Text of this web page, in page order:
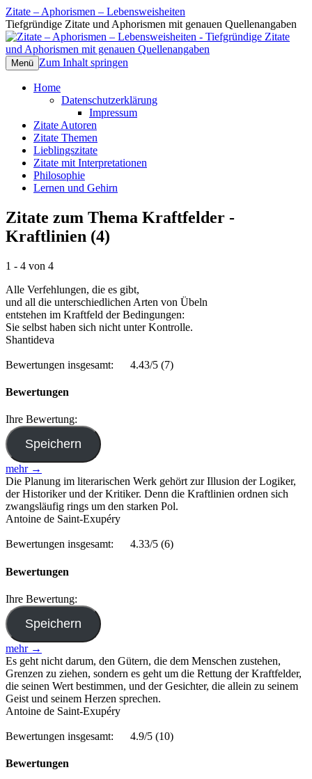
Zitate – Aphorismen – Lebensweisheiten
Tiefgründige Zitate und Aphorismen mit genauen Quellenangaben
Menü Zum Inhalt springen
Home
Datenschutzerklärung
Impressum
Zitate Autoren
Zitate Themen
Lieblingszitate
Zitate mit Interpretationen
Philosophie
Lernen und Gehirn
Zitate zum Thema Kraftfelder -
Kraftlinien (4)
1 - 4 von 4
Alle Verfehlungen, die es gibt,
und all die unterschiedlichen Arten von Übeln
entstehen im Kraftfeld der Bedingungen:
Sie selbst haben sich nicht unter Kontrolle.
Shantideva
Bewertungen insgesamt: 4.43/5 (7)
Bewertungen
Ihre Bewertung:
mehr →
Die Planung im literarischen Werk gehört zur Illusion der Logiker,
der Historiker und der Kritiker. Denn die Kraftlinien ordnen sich
zwangsläufig rings um den starken Pol.
Antoine de Saint-Exupéry
Bewertungen insgesamt: 4.33/5 (6)
Bewertungen
Ihre Bewertung:
mehr →
Es geht nicht darum, den Gütern, die dem Menschen zustehen,
Grenzen zu ziehen, sondern es geht um die Rettung der Kraftfelder,
die seinen Wert bestimmen, und der Gesichter, die allein zu seinem
Geist und seinem Herzen sprechen.
Antoine de Saint-Exupéry
Bewertungen insgesamt: 4.9/5 (10)
Bewertungen